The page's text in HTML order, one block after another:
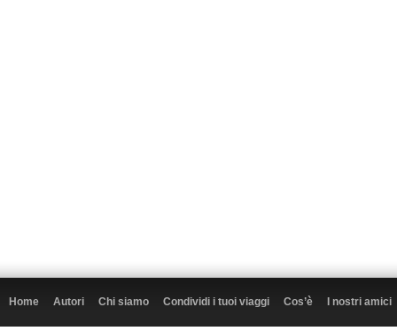
Home Autori Chi siamo Condividi i tuoi viaggi Cos’è I nostri amici